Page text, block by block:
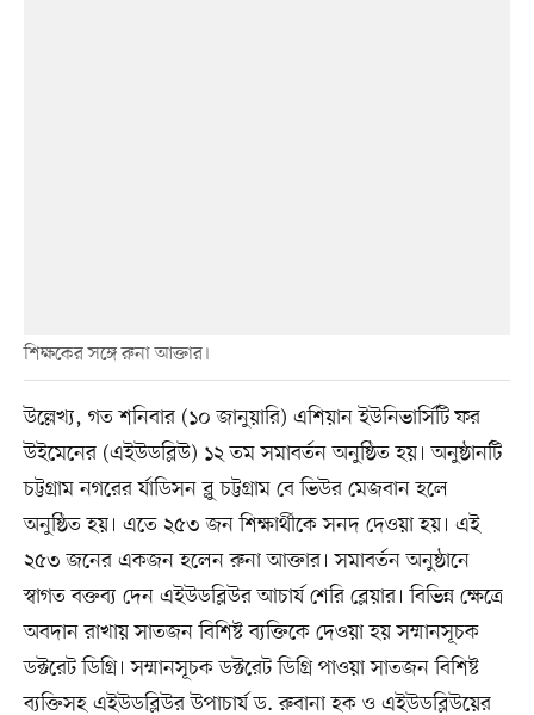
শিক্ষকের সঙ্গে রুনা আক্তার।
উল্লেখ্য, গত শনিবার (১০ জানুয়ারি) এশিয়ান ইউনিভার্সিটি ফর
উইমেনের (এইউডব্লিউ) ১২ তম সমাবর্তন অনুষ্ঠিত হয়। অনুষ্ঠানটি
চট্টগ্রাম নগরের র্যাডিসন ব্লু চট্টগ্রাম বে ভিউর মেজবান হলে
অনুষ্ঠিত হয়। এতে ২৫৩ জন শিক্ষার্থীকে সনদ দেওয়া হয়। এই
২৫৩ জনের একজন হলেন রুনা আক্তার। সমাবর্তন অনুষ্ঠানে
স্বাগত বক্তব্য দেন এইউডব্লিউর আচার্য শেরি ব্লেয়ার। বিভিন্ন ক্ষেত্রে
অবদান রাখায় সাতজন বিশিষ্ট ব্যক্তিকে দেওয়া হয় সম্মানসূচক
ডক্টরেট ডিগ্রি। সম্মানসূচক ডক্টরেট ডিগ্রি পাওয়া সাতজন বিশিষ্ট
ব্যক্তিসহ এইউডব্লিউর উপাচার্য ড. রুবানা হক ও এইউডব্লিউয়ের